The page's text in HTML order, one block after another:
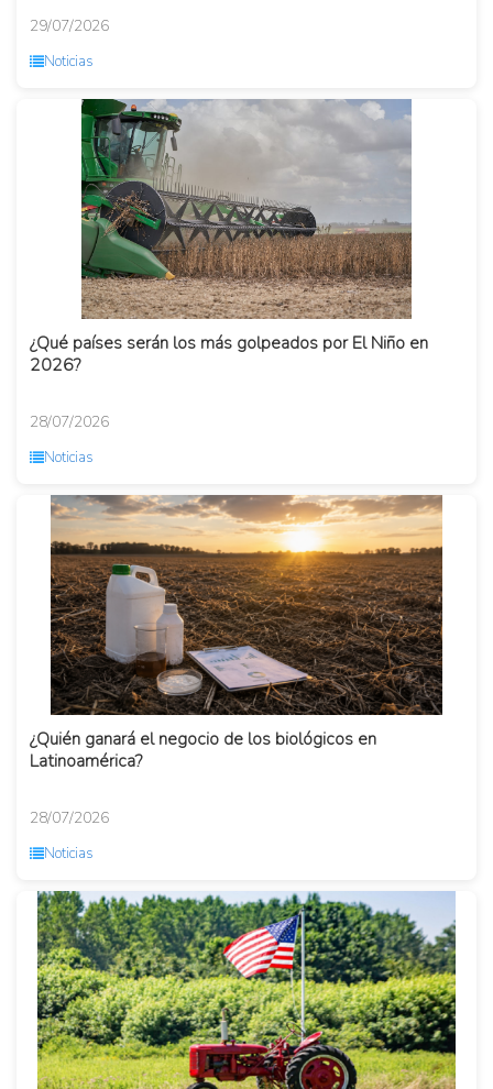
29/07/2026
Noticias
¿Qué países serán los más golpeados por El Niño en
2026?
28/07/2026
Noticias
¿Quién ganará el negocio de los biológicos en
Latinoamérica?
28/07/2026
Noticias